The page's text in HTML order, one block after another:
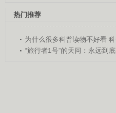
热门推荐
为什么很多科普读物不好看
“旅行者1号”的天问：永远到